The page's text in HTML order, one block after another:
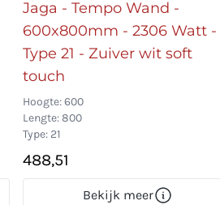
Jaga - Tempo Wand -
600x800mm - 2306 Watt -
Type 21 - Zuiver wit soft
touch
Hoogte: 600
Lengte: 800
Type: 21
488,51
Bekijk meer